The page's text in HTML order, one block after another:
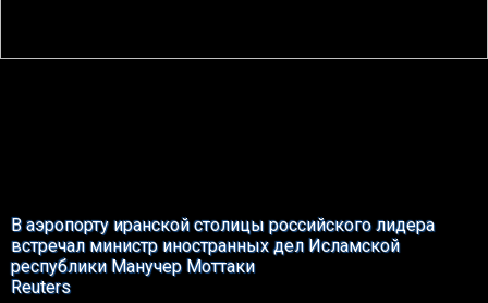
В аэропорту иранской столицы российского лидера
встречал министр иностранных дел Исламской
республики Манучер Моттаки
Reuters